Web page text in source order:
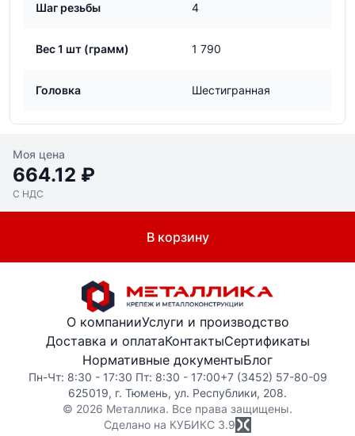
Шаг резьбы 4
Вес 1 шт (грамм) 1 790
Головка Шестигранная
Моя цена
664.12 ₽
С НДС
В корзину
О компанииУслуги и производство
Доставка и оплатаКонтактыСертификаты
Нормативные документыБлог
Пн-Чт: 8:30 - 17:30 Пт: 8:30 - 17:00+7 (3452) 57-80-09
625019, г. Тюмень, ул. Республики, 208.
© 2026 Металлика. Все права защищены.
Сделано на КУБИКС 3.9